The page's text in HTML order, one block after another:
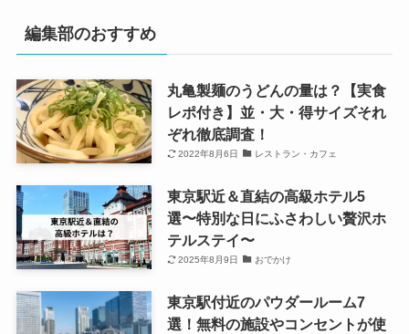
編集部のおすすめ
丸亀製麺のうどんの量は？【実食
レポ付き】並・大・得サイズそれ
ぞれ徹底調査！
2022年8月6日 レストラン・カフェ
東京駅近＆直結の高級ホテル5
選〜特別な日にふさわしい贅沢ホ
テルステイ〜
2025年8月9日 おでかけ
東京駅付近のパウダールーム7
選！無料の施設やコンセントが使